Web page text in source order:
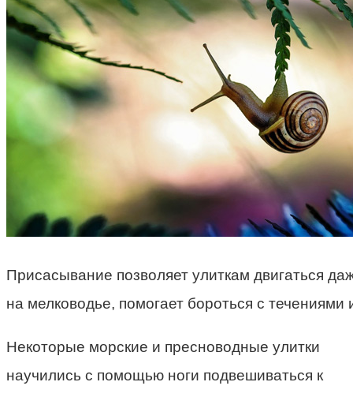
Присасывание позволяет улиткам двигаться
на мелководье, помогает бороться с течениями
Некоторые морские и пресноводные улитки
научились с помощью ноги подвешиваться к